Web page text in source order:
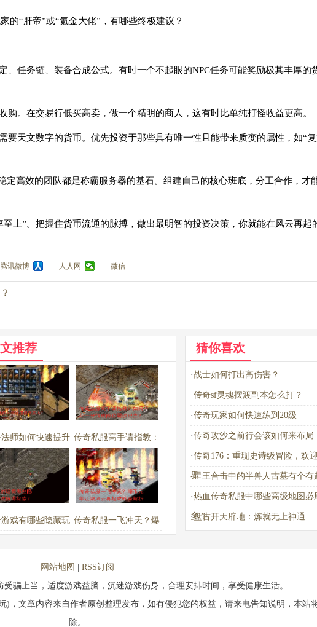
的“肝帝”或“氪金大佬”，有哪些终极建议？
、任务链、装备合成公式。有时一个不起眼的NPC任务可能奖励极其丰厚的
购。在交易行低买高卖，做一个精明的商人，这有时比单纯打怪收益更高。
要天文数字的货币。优先投资于那些具有唯一性且能带来质变的属性，如“
定高效的团队都是称霸服务器的基石。组建自己的核心班底，分工合作，才
上”。把握住货币流通的脉搏，做出最明智的投资决策，你就能在风云再起
腾讯微博 人人网 微信
推荐
法师如何快速提升
实力？
传奇私服高手请指教：
如何不花一分钱也能称
霸沙巴克？
戏有哪些隐藏玩 传奇私服一飞冲天？爆
猜你喜欢
·战士如何打出高伤害？
·传奇sf灵魂摆渡副本怎么打？
·传奇玩家如何快速练到20级
·传奇攻沙之前行会该如何来布局
·传奇176：重现史诗级冒险，欢
界
·星王合击中的半兽人古墓有个有
·热血传奇私服中哪些高级地图必
多？
·盘古开天辟地：炼就无上神通
网站地图
RSS订阅
骗上当，适度游戏益脑，沉迷游戏伤身，合理安排时间，享受健康生活。
，文章内容来自作者原创整理发布，如有侵犯您的权益，请来电告知说明，本站
除。